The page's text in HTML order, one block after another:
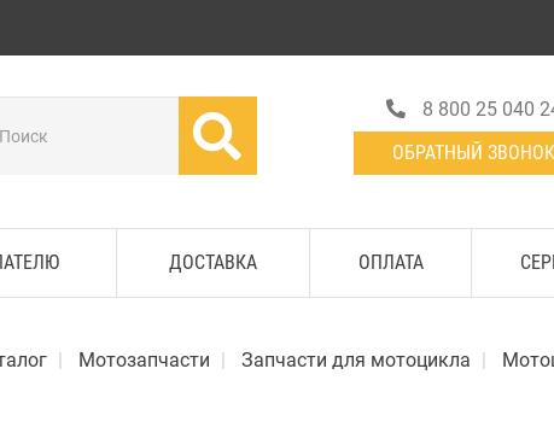
8 800 25 040
ОБРАТНЫЙ ЗВОНОК
ДОСТАВКА ОПЛАТА
Мотозапчасти Запчасти для мотоцикла